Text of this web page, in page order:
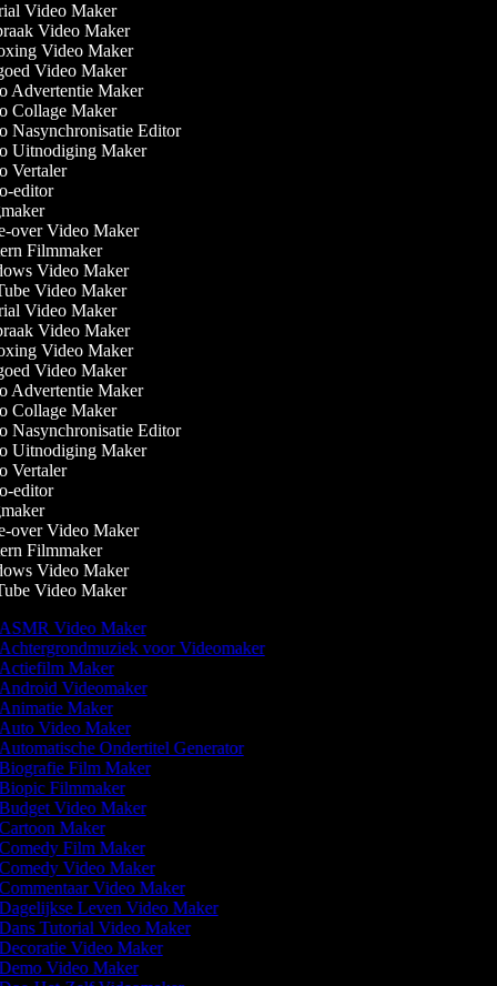
Video Maker
Video Maker
Video Maker
Video Maker
Advertentie Maker
Collage Maker
Nasynchronisatie Editor
Uitnodiging Maker
Vertaler
editor
over Video Maker
Filmmaker
Video Maker
Video Maker
Video Maker
Video Maker
Video Maker
Video Maker
Advertentie Maker
Collage Maker
Nasynchronisatie Editor
Uitnodiging Maker
Vertaler
editor
over Video Maker
Filmmaker
Video Maker
Video Maker
Video Maker
voor Videomaker
Maker
Videomaker
Maker
Video Maker
Ondertitel Generator
Film Maker
Filmmaker
Video Maker
Maker
Film Maker
Video Maker
Video Maker
Leven Video Maker
Tutorial Video Maker
Video Maker
Video Maker